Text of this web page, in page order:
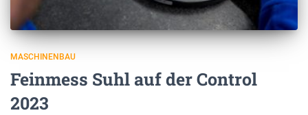
MASCHINENBAU
Feinmess Suhl auf der Control
2023